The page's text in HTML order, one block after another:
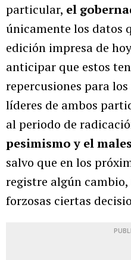
particular, el
únicamente los datos
edición impresa de
anticipar que estos
repercusiones para
líderes de ambos
al periodo de
pesimismo y el
salvo que en los
registre algún
forzosas ciertas